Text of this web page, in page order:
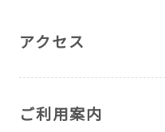
アクセス
ご利用案内